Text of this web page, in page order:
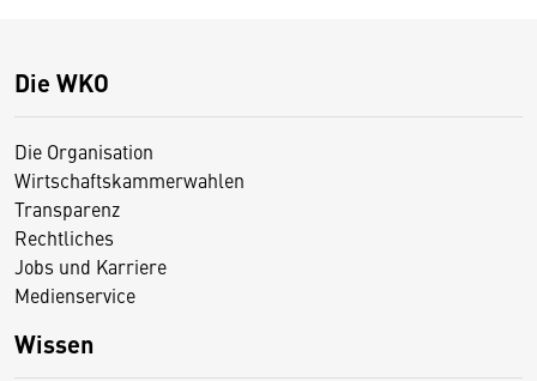
Die WKO
Die Organisation
Wirtschaftskammerwahlen
Transparenz
Rechtliches
Jobs und Karriere
Medienservice
Wissen